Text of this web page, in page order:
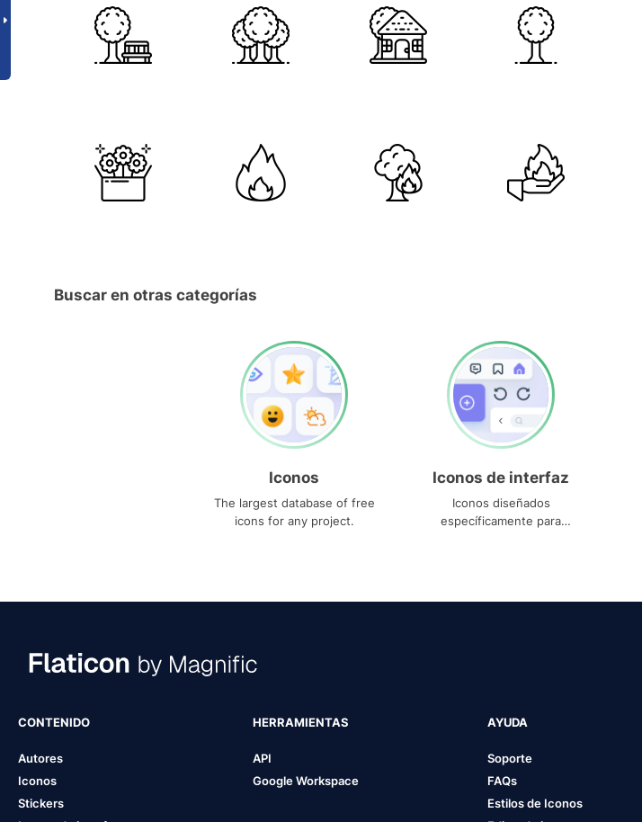
Buscar en otras categorías
Iconos
The largest database of free
icons for any project.
Iconos de interfaz
Iconos diseñados
específicamente para
CONTENIDO
Autores
Iconos
Stickers
HERRAMIENTAS
API
Google Workspace
AYUDA
Soporte
FAQs
Estilos de Iconos